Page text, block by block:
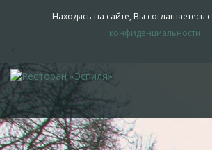
Находясь на сайте, Вы соглашаетесь с
конфиденциальности